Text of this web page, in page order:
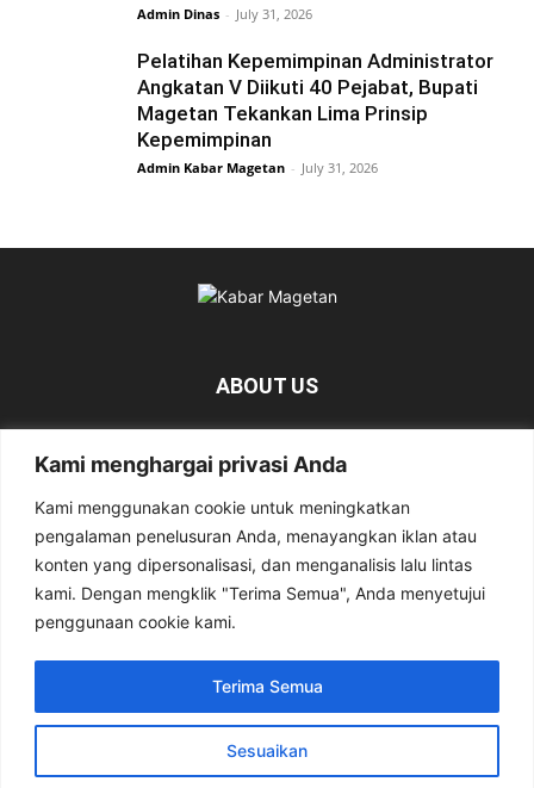
Kami menghargai privasi Anda
Kami menggunakan cookie untuk meningkatkan
pengalaman penelusuran Anda, menayangkan iklan atau
konten yang dipersonalisasi, dan menganalisis lalu lintas
kami. Dengan mengklik "Terima Semua", Anda menyetujui
penggunaan cookie kami.
Sesuaikan
Terima Semua
Admin Dinas - July 31, 2026
Pelatihan Kepemimpinan Administrator
Angkatan V Diikuti 40 Pejabat, Bupati
Magetan Tekankan Lima Prinsip
Kepemimpinan
Admin Kabar Magetan - July 31, 2026
ABOUT US
berita tentang Magetan yang bersumber dari berbagai
Contact us:kabarmagetan@gmail.com
FOLLOW US